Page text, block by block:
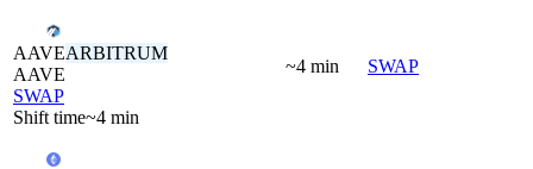
AAVEARBITRUM
AAVE
SWAP
Shift time~4 min
~4 min SWAP